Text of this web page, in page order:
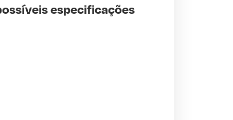
especificações